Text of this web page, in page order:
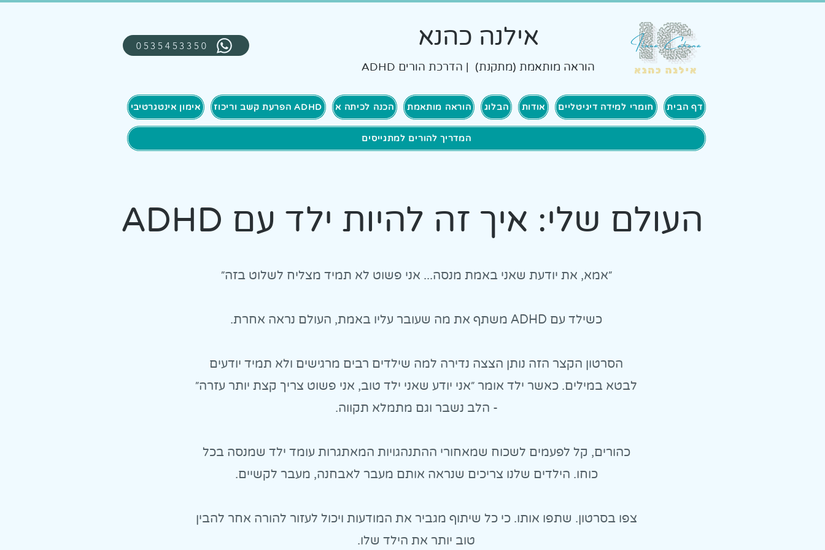
0535453350 אילנה כהנא
הוראה מותאמת (מתקנת) | הדרכת הורים ADHD
דף הבית חומרי למידה דיגיטליים אודות הבלוג הוראה מותאמת הכנה לכיתה א ADHD הפרעת קשב וריכוז אימון אינטגרטיבי
המדריך להורים למתגייסים
העולם שלי: איך זה להיות ילד עם ADHD
״אמא, את יודעת שאני באמת מנסה... אני פשוט לא תמיד מצליח לשלוט בזה״
כשילד עם ADHD משתף את מה שעובר עליו באמת, העולם נראה אחרת.
הסרטון הקצר הזה נותן הצצה נדירה למה שילדים רבים מרגישים ולא תמיד יודעים
לבטא במילים. כאשר ילד אומר ״אני יודע שאני ילד טוב, אני פשוט צריך קצת יותר עזרה״
- הלב נשבר וגם מתמלא תקווה.
כהורים, קל לפעמים לשכוח שמאחורי ההתנהגויות המאתגרות עומד ילד שמנסה בכל
כוחו. הילדים שלנו צריכים שנראה אותם מעבר לאבחנה, מעבר לקשיים.
צפו בסרטון. שתפו אותו. כי כל שיתוף מגביר את המודעות ויכול לעזור להורה אחר להבין
טוב יותר את הילד שלו.